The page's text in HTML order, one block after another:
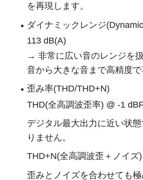
を再現します。
ダイナミックレンジ
113 dB(A)
→ 非常に広い音のレンジを
音から大きな音まで高精度で
歪み率(THD/THD+N)
THD(全高調波歪率) @ -1
デジタル最大出力に近い状
りません。
THD+N(全高調波歪＋ノイズ
歪みとノイズを合わせても